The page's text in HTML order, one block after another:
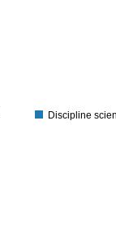
Discipline